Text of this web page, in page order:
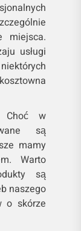
miejsca.
usługi
Choć w
są
mamy
Warto
są
naszego
o skórze